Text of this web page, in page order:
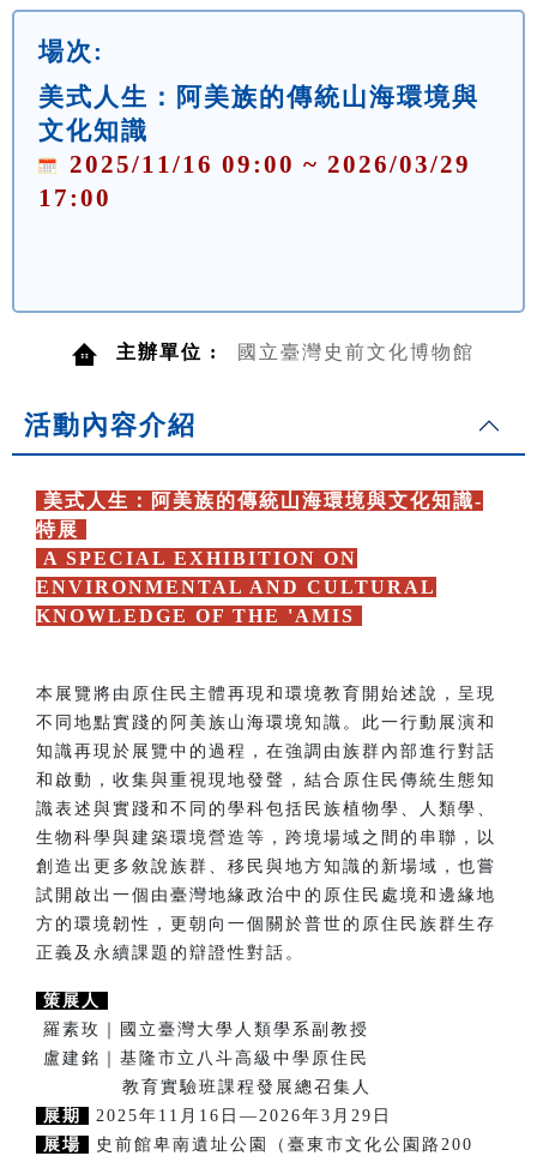
場次:
美式人生：阿美族的傳統山海環境與
文化知識
2025/11/16 09:00 ~ 2026/03/29
17:00
主辦單位 : 國立臺灣史前文化博物館
活動內容介紹
美式人生：阿美族的傳統山海環境與文化知識-
特展
A SPECIAL EXHIBITION ON
ENVIRONMENTAL AND CULTURAL
KNOWLEDGE OF THE 'AMIS
本展覽將由原住民主體再現和環境教育開始述說，呈現
不同地點實踐的阿美族山海環境知識。此一行動展演和
知識再現於展覽中的過程，在強調由族群內部進行對話
和啟動，收集與重視現地發聲，結合原住民傳統生態知
識表述與實踐和不同的學科包括民族植物學、人類學、
生物科學與建築環境營造等，跨境場域之間的串聯，以
創造出更多敘說族群、移民與地方知識的新場域，也嘗
試開啟出一個由臺灣地緣政治中的原住民處境和邊緣地
方的環境韌性，更朝向一個關於普世的原住民族群生存
正義及永續課題的辯證性對話。
策展人
羅素玫｜國立臺灣大學人類學系副教授
盧建銘｜基隆市立八斗高級中學原住民
教育實驗班課程發展總召集人
展期
2025年11月16日—2026年3月29日
展場
史前館卑南遺址公園（臺東市文化公園路200